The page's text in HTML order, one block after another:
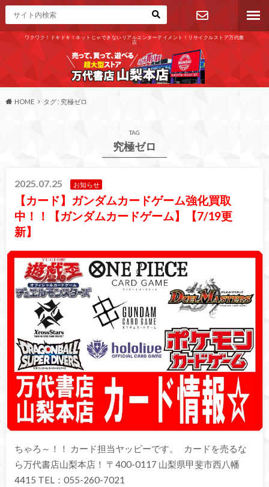
ワクワク！ドキドキ！ネットじゃできないリアルエンターテイメント！リサイクルストア万代書
店
お問い合わ
せ
HOME タグ : 究極ゼロ
TAG
究極ゼロ
2025.07.25 お知らせ
【カード】ガンダムカードゲーム強化買取
中！！【ガンダムカードゲーム】【7/19更
新】
ちゃろ～！！ カード担当ヤッピーです。 カードを売るな
ら万代書店山梨本店！ 〒400-0117 山梨県甲斐市西八幡
4415 TEL：055-260-7021